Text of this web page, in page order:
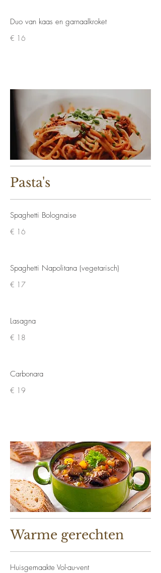
Duo van kaas en garnaalkroket
€ 16
Pasta's
Spaghetti Bolognaise
€ 16
Spaghetti Napolitana (vegetarisch)
€ 17
Lasagna
€ 18
Carbonara
€ 19
Warme gerechten
Huisgemaakte Vol-au-vent